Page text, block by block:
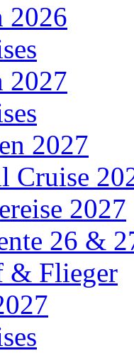
2026
2027
2027
Cruise
2027
26 &
& Flieger